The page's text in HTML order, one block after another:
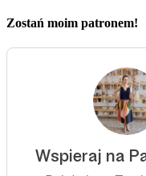
Zostań moim patronem!